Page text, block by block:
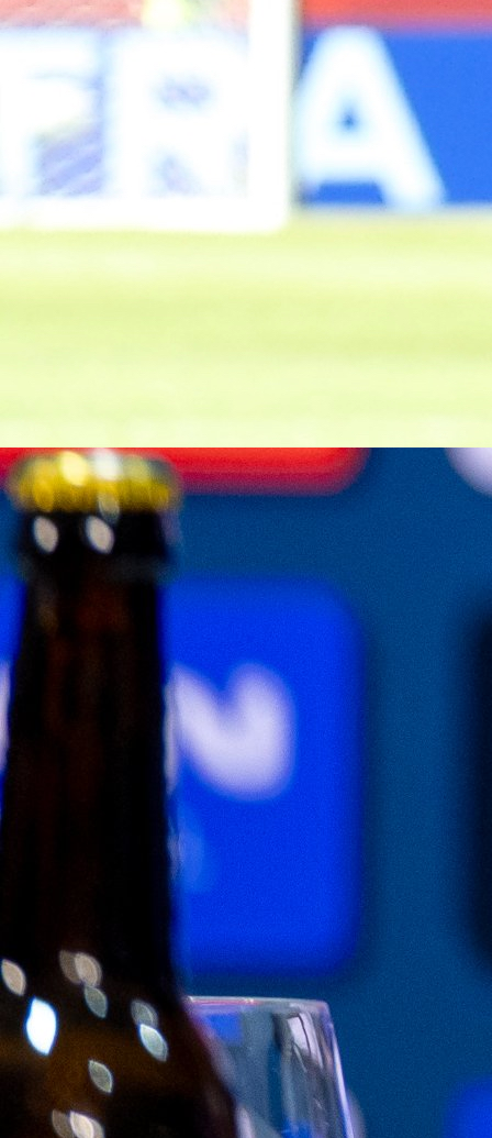
A Selekcija
Edin Džeko nakon potpisa ugovora otkrio zašto
ostao u Schalkeu!
A Selekcija
Barbarez potvrdio velike vijesti, Smajlović će
za BiH!
A Selekcija
Edin Džeko ostaje u Bundesligi: Schalke
veliki potpis!
6 dan 20 h